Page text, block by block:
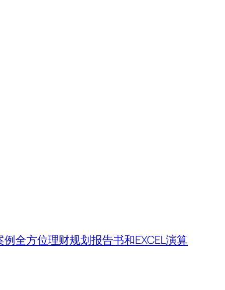
全方位理财规划报告书和EXCEL演算